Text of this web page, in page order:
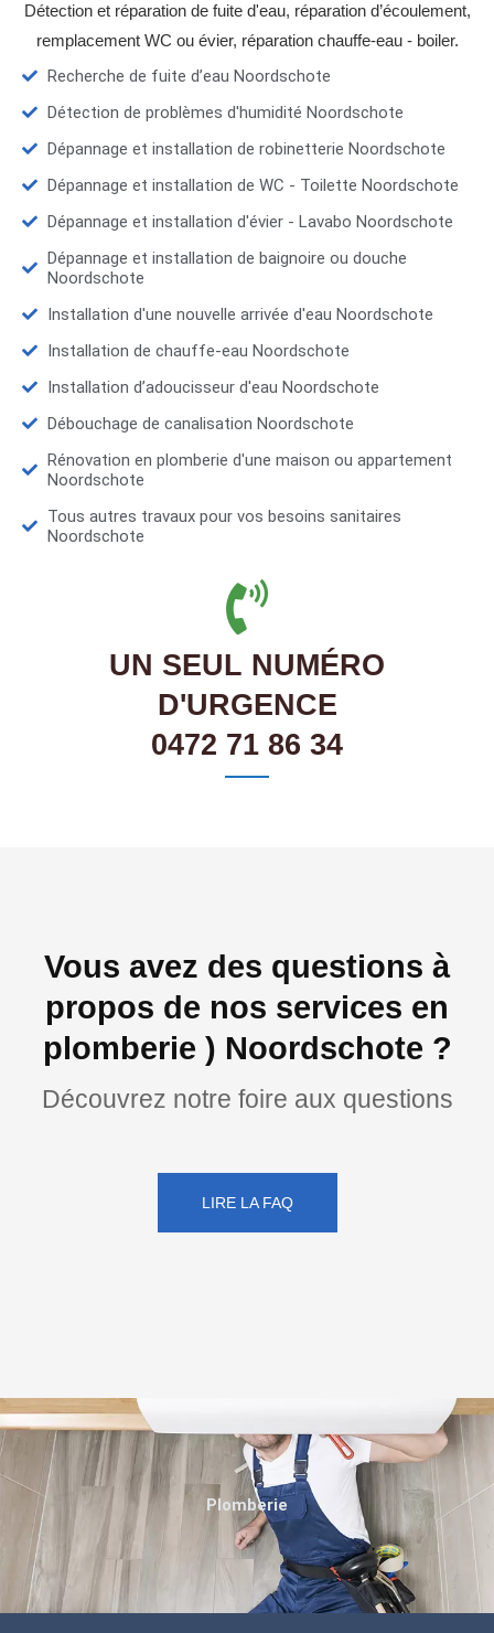
Détection et réparation de fuite d'eau, réparation d’écoulement,
remplacement WC ou évier, réparation chauffe-eau - boiler.
Recherche de fuite d’eau Noordschote
Détection de problèmes d'humidité Noordschote
Dépannage et installation de robinetterie Noordschote
Dépannage et installation de WC - Toilette Noordschote
Dépannage et installation d'évier - Lavabo Noordschote
Dépannage et installation de baignoire ou douche
Noordschote
Installation d'une nouvelle arrivée d'eau Noordschote
Installation de chauffe-eau Noordschote
Installation d’adoucisseur d'eau Noordschote
Débouchage de canalisation Noordschote
Rénovation en plomberie d'une maison ou appartement
Noordschote
Tous autres travaux pour vos besoins sanitaires
Noordschote
UN SEUL NUMÉRO
D'URGENCE
0472 71 86 34
Vous avez des questions à
propos de nos services en
plomberie ) Noordschote ?
Découvrez notre foire aux questions
LIRE LA FAQ
Plomberie